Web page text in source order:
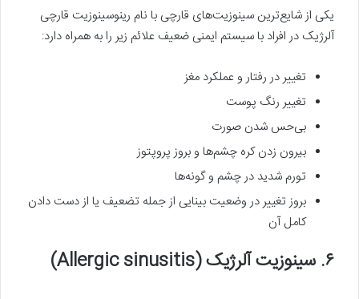
یکی از شایع‌ترین سینوزیت‌های قارچی با نام رینوسینوزیت قارچی
آلرژیک در افراد با سیستم ایمنی ضعیف علائم زیر را به همراه دارد:
تغییر در رفتار و عملکرد مغز
تغییر رنگ پوست
بی‌حس شدن صورت
بیرون زدن کره‌ چشم‌ها و بروز پروپتوز
تورم شدید در چشم و گونه‌ها
بروز تغییر در وضعیت بینایی از جمله تضعیف یا از دست دادن
کامل آن
۶. سینوزیت آلرژیک (Allergic sinusitis)